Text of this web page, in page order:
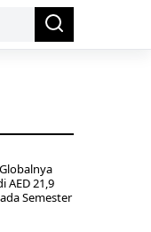
Search
AED 21,9
Semester